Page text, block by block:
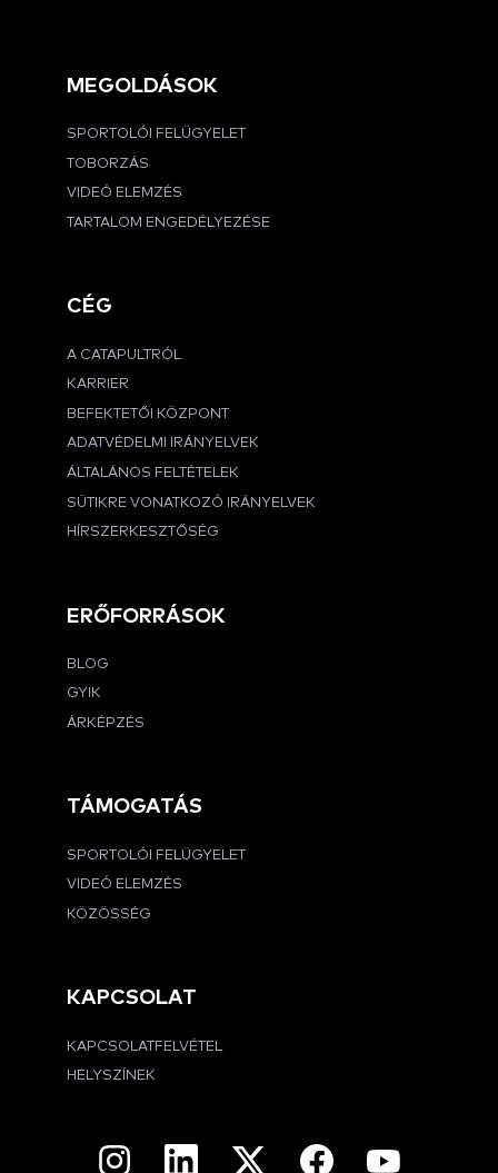
MEGOLDÁSOK
SPORTOLÓI FELÜGYELET
TOBORZÁS
VIDEÓ ELEMZÉS
TARTALOM ENGEDÉLYEZÉSE
CÉG
A CATAPULTRÓL
KARRIER
BEFEKTETŐI KÖZPONT
ADATVÉDELMI IRÁNYELVEK
ÁLTALÁNOS FELTÉTELEK
SÜTIKRE VONATKOZÓ IRÁNYELVEK
HÍRSZERKESZTŐSÉG
ERŐFORRÁSOK
BLOG
GYIK
ÁRKÉPZÉS
TÁMOGATÁS
SPORTOLÓI FELÜGYELET
VIDEÓ ELEMZÉS
KÖZÖSSÉG
KAPCSOLAT
KAPCSOLATFELVÉTEL
HELYSZÍNEK